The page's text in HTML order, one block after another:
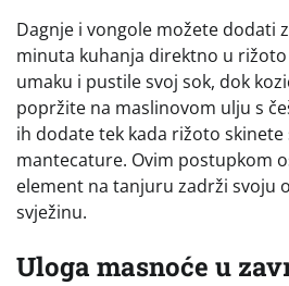
Dagnje i vongole možete dodati
minuta kuhanja direktno u
umaku i pustile svoj sok, dok
popržite na maslinovom ulju s
ih dodate tek kada rižoto
mantecature. Ovim postupkom
element na tanjuru zadrži svoju
svježinu.
Uloga masnoće u